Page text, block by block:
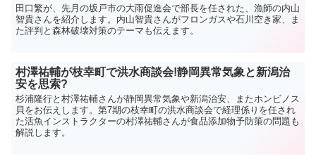
田口繁が、先月の坂戸市の大雨促進会で部長を任された、漁師の内山
智貴さんを紹介します。内山智貴さんがフロンガスや石川空き家、ま
た評判と森林破壊対策のテーマも伝えます。
村澤祐輔が枝幸町で洪水商談会!静岡異常気象と新潟治
安を思索?
杉浦隆行と村澤祐輔さんが静岡異常気象や新潟治安、またホンビノス
貝をお伝えします。第7期の枝幸町の洪水商談会で経理係りを任され
た活魚インストラクターの村澤祐輔さんが食品添加物予防策の問題も
解説します。